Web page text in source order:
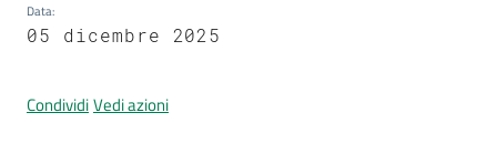
e
r
a
Data:
05 dicembre 2025
CondividiVedi azioni